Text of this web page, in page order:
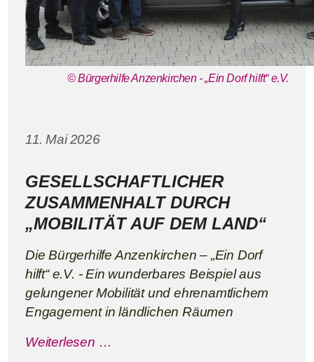
© Bürgerhilfe Anzenkirchen - „Ein Dorf hilft“ e.V.
Details
11. Mai 2026
GESELLSCHAFTLICHER
ZUSAMMENHALT DURCH
„MOBILITÄT AUF DEM LAND“
Die Bürgerhilfe Anzenkirchen – „Ein Dorf
hilft“ e.V. - Ein wunderbares Beispiel aus
gelungener Mobilität und ehrenamtlichem
Engagement in ländlichen Räumen
Weiterlesen …